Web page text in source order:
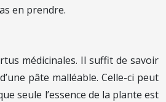
en prendre.
médicinales. Il suffit de savoir
pâte malléable. Celle-ci peut
seule l’essence de la plante est